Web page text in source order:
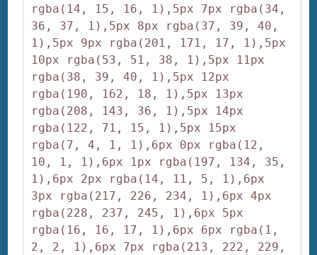
rgba(14, 15, 16, 1),5px 7px rgba(34,
36, 37, 1),5px 8px rgba(37, 39, 40,
1),5px 9px rgba(201, 171, 17, 1),5px
10px rgba(53, 51, 38, 1),5px 11px
rgba(38, 39, 40, 1),5px 12px
rgba(190, 162, 18, 1),5px 13px
rgba(208, 143, 36, 1),5px 14px
rgba(122, 71, 15, 1),5px 15px
rgba(7, 4, 1, 1),6px 0px rgba(12,
10, 1, 1),6px 1px rgba(197, 134, 35,
1),6px 2px rgba(14, 11, 5, 1),6px
3px rgba(217, 226, 234, 1),6px 4px
rgba(228, 237, 245, 1),6px 5px
rgba(16, 16, 17, 1),6px 6px rgba(1,
2, 2, 1),6px 7px rgba(213, 222, 229,